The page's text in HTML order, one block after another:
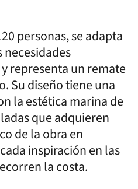
personas, se adapta
representa un remate
Su diseño tiene una
la estética marina de
que adquieren
de la obra en
inspiración en las
la costa.